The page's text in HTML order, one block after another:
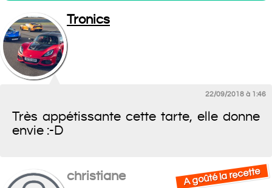
Tronics
22/09/2018 à 1:46
Très appétissante cette tarte, elle donne
envie :-D
christiane A goûté la recette